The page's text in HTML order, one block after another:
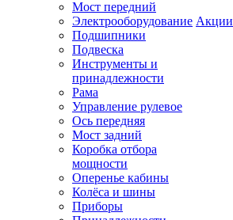
Мост передний
Электрооборудование
Подшипники
Подвеска
Инструменты и
принадлежности
Рама
Управление рулевое
Ось передняя
Мост задний
Коробка отбора
мощности
Оперенье кабины
Колёса и шины
Приборы
Акции